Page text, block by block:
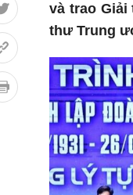
và trao Giải
thư Trung